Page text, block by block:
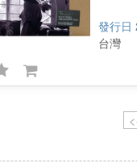
台灣